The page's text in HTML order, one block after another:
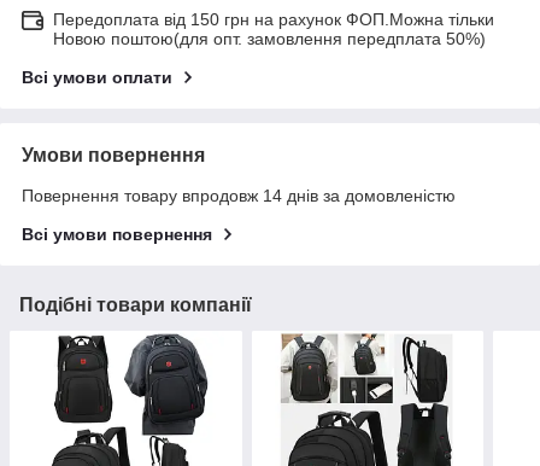
Передоплата від 150 грн на рахунок ФОП.Можна тільки
Новою поштою(для опт. замовлення передплата 50%)
Всі умови оплати
Умови повернення
Повернення товару впродовж 14 днів за домовленістю
Всі умови повернення
Подібні товари компанії